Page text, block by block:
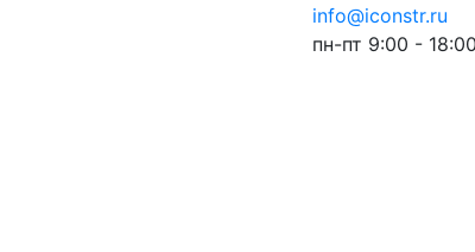
info@iconstr.ru
пн-пт 9:00 -